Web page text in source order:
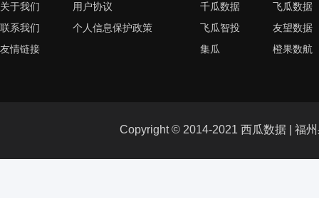
关于我们
联系我们
友情链接
用户协议
个人信息保护政策
千瓜数据
飞瓜智投
集瓜
飞瓜数据
友望数据
橙果数航
Copyright © 2014-2021 西瓜数据 | 福